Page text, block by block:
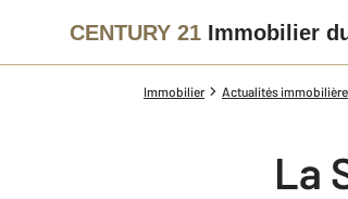
CENTURY 21 Immobilier
Immobilier Actualités
La